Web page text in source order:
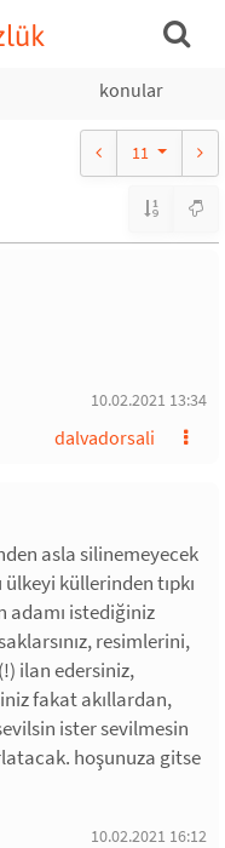
konular
11
10.02.2021 13:34
dalvadorsali
asla silinemeyecek
küllerinden tıpkı
adamı istediğiniz
resimlerini,
ilan edersiniz,
fakat akıllardan,
ister sevilmesin
hoşunuza gitse
10.02.2021 16:12